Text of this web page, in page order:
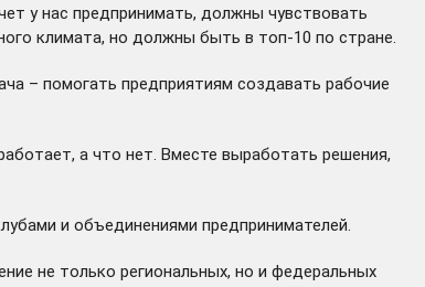
у нас предпринимать, должны чувствовать
климата, но должны быть в топ-10 по стране.
– помогать предприятиям создавать рабочие
а что нет. Вместе выработать решения,
и объединениями предпринимателей.
не только региональных, но и федеральных